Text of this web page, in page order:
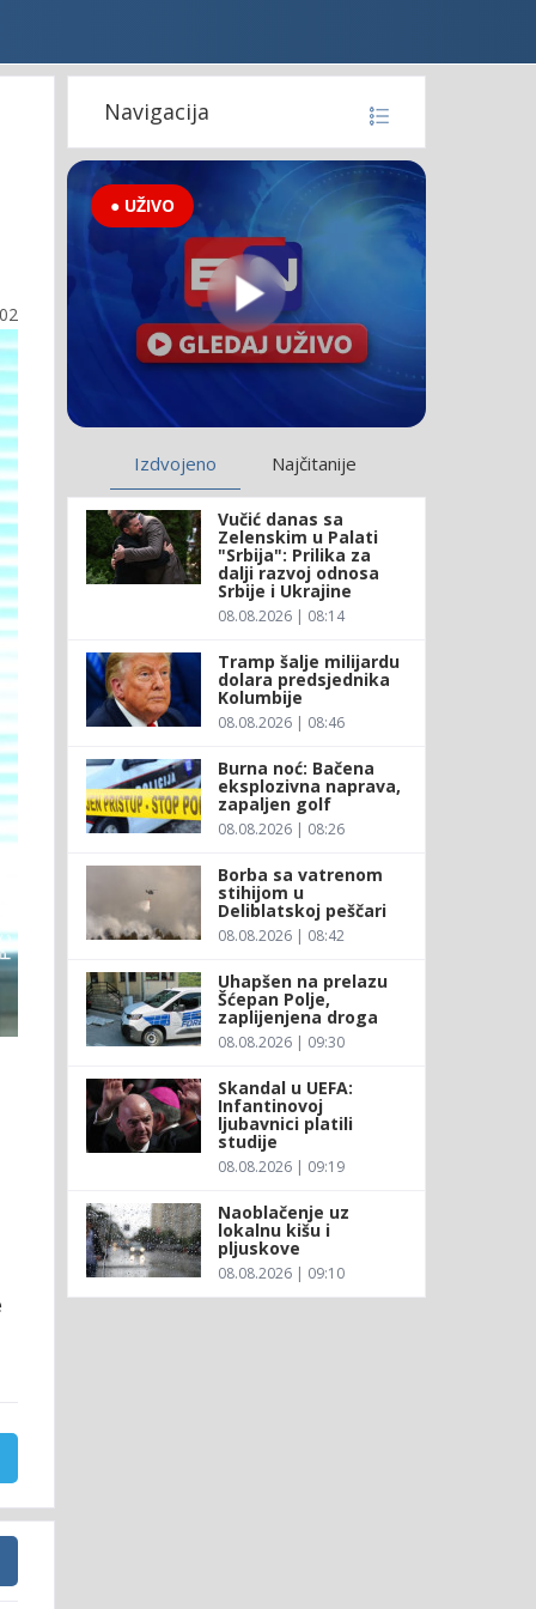
Navigacija
● UŽIVO
Izdvojeno Najčitanije
Vučić danas sa
Zelenskim u Palati
"Srbija": Prilika za
dalji razvoj odnosa
Srbije i Ukrajine
08.08.2026 | 08:14
Tramp šalje milijardu
dolara predsjednika
Kolumbije
08.08.2026 | 08:46
Burna noć: Bačena
eksplozivna naprava,
zapaljen golf
08.08.2026 | 08:26
Borba sa vatrenom
stihijom u
Deliblatskoj peščari
08.08.2026 | 08:42
Uhapšen na prelazu
Šćepan Polje,
zaplijenjena droga
08.08.2026 | 09:30
Skandal u UEFA:
Infantinovoj
ljubavnici platili
studije
08.08.2026 | 09:19
Naoblačenje uz
lokalnu kišu i
pljuskove
08.08.2026 | 09:10